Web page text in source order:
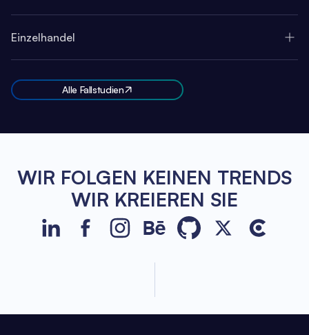
Einzelhandel
Alle Fallstudien
WIR FOLGEN KEINEN TRENDS
WIR KREIEREN SIE
JetBase on LinkedIn
JetBase on Facebook
JetBase on Instagram
JetBase on Behance
JetBase on GitHub
JetBase on Xcom
JetBase